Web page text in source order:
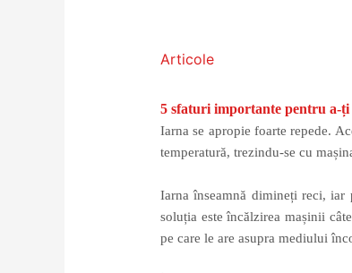
Articole/ By
5 sfaturi importante pentru a-
Iarna se apropie foarte repede.
temperatură, trezindu-se cu
Iarna înseamnă dimineți reci, iar
soluția este încălzirea mașinii
pe care le are asupra mediului